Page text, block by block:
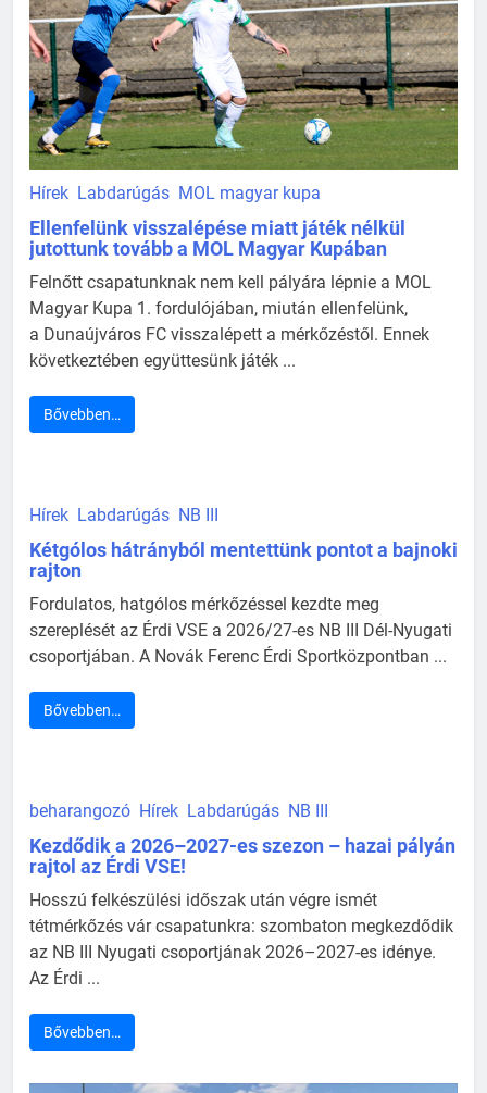
Hírek Labdarúgás MOL magyar kupa
Ellenfelünk visszalépése miatt játék nélkül
jutottunk tovább a MOL Magyar Kupában
Felnőtt csapatunknak nem kell pályára lépnie a MOL
Magyar Kupa 1. fordulójában, miután ellenfelünk,
a Dunaújváros FC visszalépett a mérkőzéstől. Ennek
következtében együttesünk játék ...
Bővebben…
Hírek Labdarúgás NB III
Kétgólos hátrányból mentettünk pontot a bajnoki
rajton
Fordulatos, hatgólos mérkőzéssel kezdte meg
szereplését az Érdi VSE a 2026/27-es NB III Dél-Nyugati
csoportjában. A Novák Ferenc Érdi Sportközpontban ...
Bővebben…
beharangozó Hírek Labdarúgás NB III
Kezdődik a 2026–2027-es szezon – hazai pályán
rajtol az Érdi VSE!
Hosszú felkészülési időszak után végre ismét
tétmérkőzés vár csapatunkra: szombaton megkezdődik
az NB III Nyugati csoportjának 2026–2027-es idénye.
Az Érdi ...
Bővebben…